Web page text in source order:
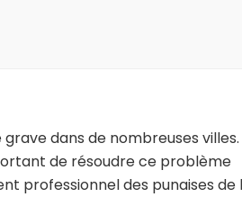
dans de nombreuses villes.
de résoudre ce problème
professionnel des punaises de